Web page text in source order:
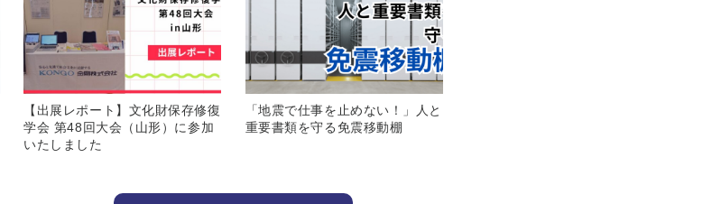
【出展レポート】文化財保存修復
学会 第48回大会（山形）に参加
いたしました
「地震で仕事を止めない！」人と
重要書類を守る免震移動棚